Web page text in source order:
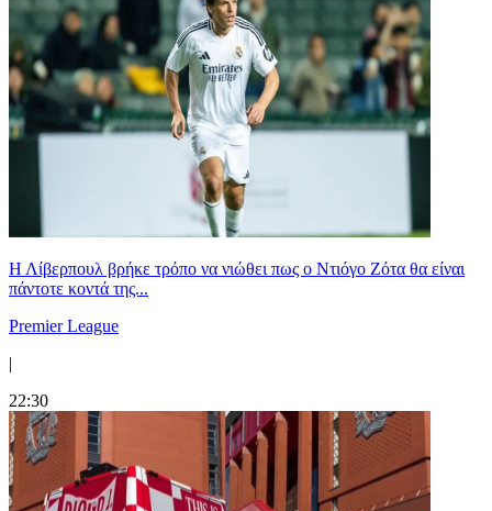
Η Λίβερπουλ βρήκε τρόπο να νιώθει πως ο Ντιόγο Ζότα θα είναι
πάντοτε κοντά της...
Premier League
|
22:30